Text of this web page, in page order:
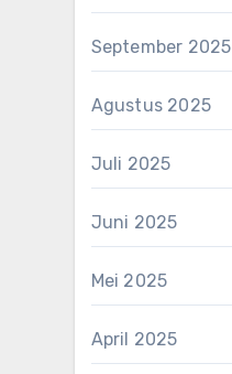
September 2025
Agustus 2025
Juli 2025
Juni 2025
Mei 2025
April 2025